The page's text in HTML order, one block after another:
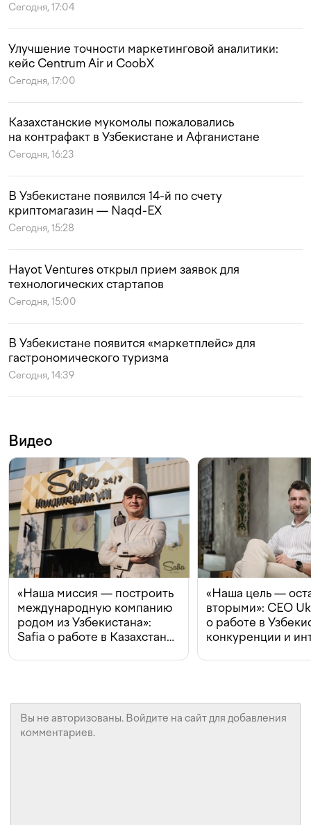
Сегодня, 17:04
Улучшение точности маркетинговой аналитики:
кейс Centrum Air и CoobX
Сегодня, 17:00
Казахстанские мукомолы пожаловались
на контрафакт в Узбекистане и Афганистане
Сегодня, 16:23
В Узбекистане появился 14-й по счету
криптомагазин — Naqd-EX
Сегодня, 15:28
Hayot Ventures открыл прием заявок для
технологических стартапов
Сегодня, 15:00
В Узбекистане появится «маркетплейс» для
гастрономического туризма
Сегодня, 14:39
Видео
«Наша миссия — построить
международную компанию
родом из Узбекистана»:
Safia о работе в Казахстане,
«Наша цель —
вторыми»: CEO
о работе в
конкуренции и